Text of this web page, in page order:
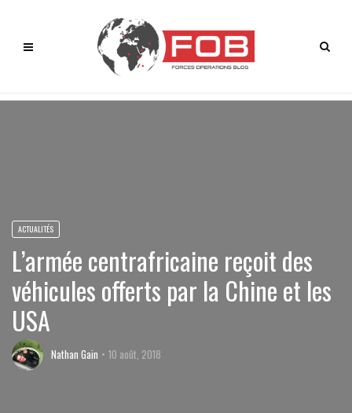
ACTUALITÉS
L’armée centrafricaine reçoit des
véhicules offerts par la Chine et les
USA
Nathan Gain 10 août, 2018